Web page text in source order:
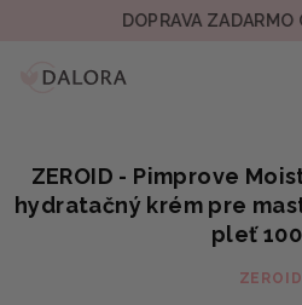
DOPRAVA ZADARMO OD
ZEROID - Pimprove
hydratačný krém pre
pleť
ZEROID